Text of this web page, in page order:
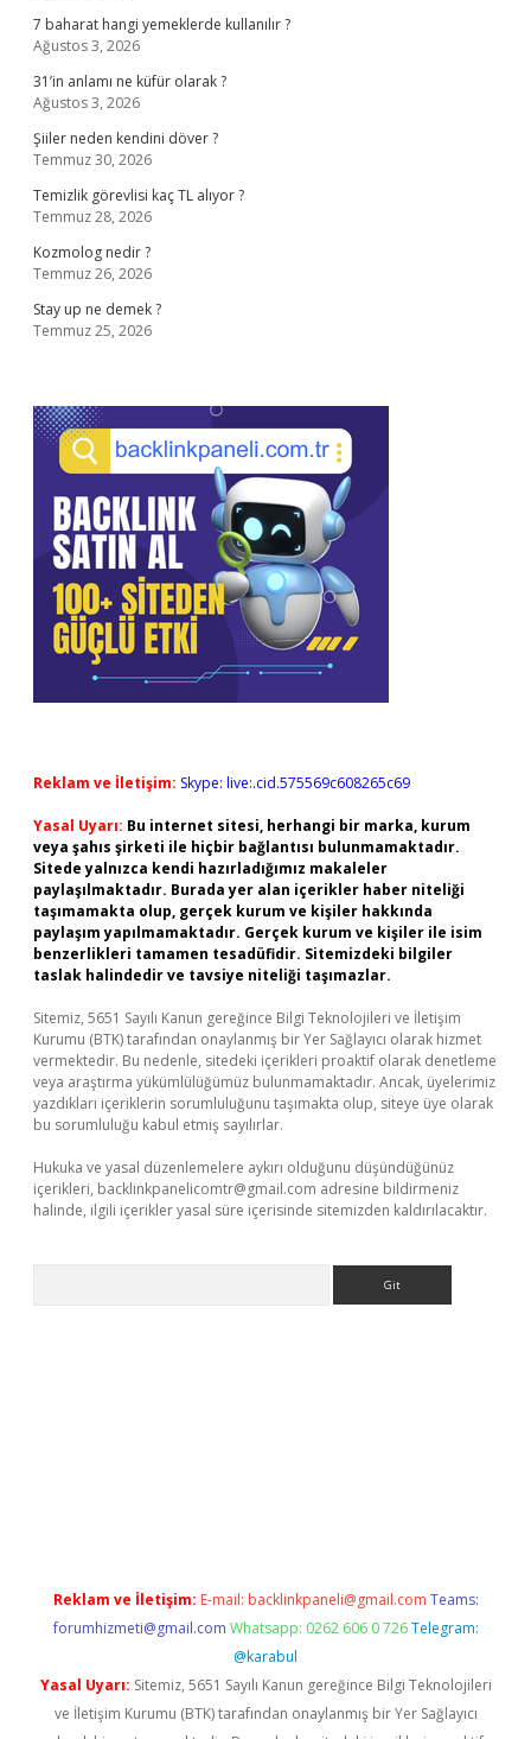
7 baharat hangi yemeklerde kullanılır ?
Ağustos 3, 2026
31’in anlamı ne küfür olarak ?
Ağustos 3, 2026
Şiiler neden kendini döver ?
Temmuz 30, 2026
Temizlik görevlisi kaç TL alıyor ?
Temmuz 28, 2026
Kozmolog nedir ?
Temmuz 26, 2026
Stay up ne demek ?
Temmuz 25, 2026
Reklam ve İletişim: Skype: live:.cid.575569c608265c69
Yasal Uyarı: Bu internet sitesi, herhangi bir marka, kurum
veya şahıs şirketi ile hiçbir bağlantısı bulunmamaktadır.
Sitede yalnızca kendi hazırladığımız makaleler
paylaşılmaktadır. Burada yer alan içerikler haber niteliği
taşımamakta olup, gerçek kurum ve kişiler hakkında
paylaşım yapılmamaktadır. Gerçek kurum ve kişiler ile isim
benzerlikleri tamamen tesadüfidir. Sitemizdeki bilgiler
taslak halindedir ve tavsiye niteliği taşımazlar.
Sitemiz, 5651 Sayılı Kanun gereğince Bilgi Teknolojileri ve İletişim
Kurumu (BTK) tarafından onaylanmış bir Yer Sağlayıcı olarak hizmet
vermektedir. Bu nedenle, sitedeki içerikleri proaktif olarak denetleme
veya araştırma yükümlülüğümüz bulunmamaktadır. Ancak, üyelerimiz
yazdıkları içeriklerin sorumluluğunu taşımakta olup, siteye üye olarak
bu sorumluluğu kabul etmiş sayılırlar.
Hukuka ve yasal düzenlemelere aykırı olduğunu düşündüğünüz
içerikleri, backlinkpanelicomtr@gmail.com adresine bildirmeniz
halinde, ilgili içerikler yasal süre içerisinde sitemizden kaldırılacaktır.
Reklam ve İletişim: E-mail: backlinkpaneli@gmail.com Teams:
forumhizmeti@gmail.com Whatsapp: 0262 606 0 726 Telegram:
@karabul
Yasal Uyarı: Sitemiz, 5651 Sayılı Kanun gereğince Bilgi Teknolojileri
ve İletişim Kurumu (BTK) tarafından onaylanmış bir Yer Sağlayıcı